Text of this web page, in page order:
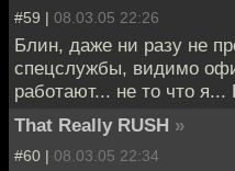
#59 | 08.03.05 22:26
Блин, даже ни разу не
спецслужбы, видимо
работают... не то что я...
That Really RUSH »
#60 | 08.03.05 22:34